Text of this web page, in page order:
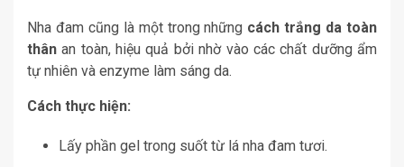
Nha đam cũng là một trong những cách trắng da toàn
thân an toàn, hiệu quả bởi nhờ vào các chất dưỡng ẩm
tự nhiên và enzyme làm sáng da.
Cách thực hiện:
Lấy phần gel trong suốt từ lá nha đam tươi.